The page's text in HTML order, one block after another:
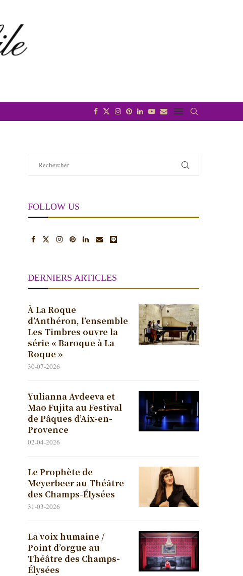
FOLLOW US
DERNIERS ARTICLES
À La Roque
d’Anthéron, l’ensemble
Les Timbres ouvre la
série « Baroque à La
Roque »
30-07-2026
Yulianna Avdeeva et
Mao Fujita au Festival
de Pâques d’Aix-en-
Provence
02-04-2026
Le Prophète de
Meyerbeer au Théâtre
des Champs-Élysées
31-03-2026
La voix humaine /
Point d’orgue au
Théâtre des Champs-
Élysées